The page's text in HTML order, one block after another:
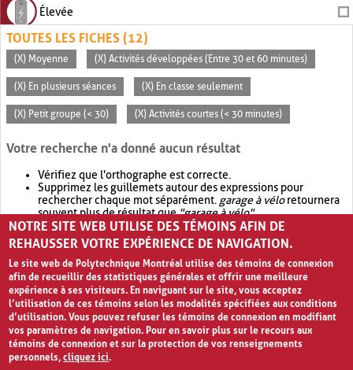
Élevée
TOUTES LES FICHES (12)
(X) Moyenne (X) Activités développées (Entre 30 et 60 minutes)
(X) En plusieurs séances (X) En classe seulement
(X) Petit groupe (< 30) (X) Activités courtes (< 30 minutes)
Votre recherche n'a donné aucun résultat
Vérifiez que l'orthographe est correcte.
Supprimez les guillemets autour des expressions pour
rechercher chaque mot séparément. garage à véloretournera
souvent plus de résultat que"garage à vélo".
Envisagez d'élargir votre recherche avec OR.garage OR vélo
retournera souvent plus de résultat quegarage à vélo
NOTRE SITE WEB UTILISE DES TÉMOINS AFIN DE
REHAUSSER VOTRE EXPÉRIENCE DE NAVIGATION.
Le site web de Polytechnique Montréal utilise des témoins de connexion
afin de recueillir des statistiques générales et offrir une meilleure
expérience à ses visiteurs. En naviguant sur le site, vous acceptez
l’utilisation de ces témoins selon les modalités spécifiées aux conditions
d’utilisation. Vous pouvez refuser les témoins de connexion en modifiant
vos paramètres de navigation. Pour en savoir plus sur le recours aux
témoins de connexion et sur la protection de vos renseignements
personnels,cliquez ici.